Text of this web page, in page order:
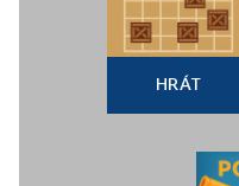
HRÁT